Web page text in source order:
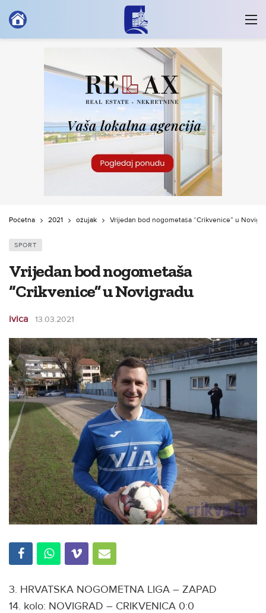
Početna 2021 ožujak Vrijedan bod nogometaša “Crikvenice” u
SPORT
Vrijedan bod nogometaša
“Crikvenice” u Novigradu
ivica 13.03.2021
3. HRVATSKA NOGOMETNA LIGA – ZAPAD
14. kolo: NOVIGRAD – CRIKVENICA 0:0